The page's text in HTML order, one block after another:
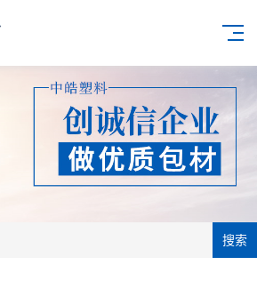
搜索